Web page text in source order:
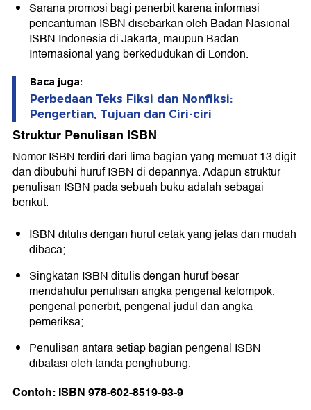
Sarana promosi bagi penerbit karena informasi
pencantuman ISBN disebarkan oleh Badan Nasional
ISBN Indonesia di Jakarta, maupun Badan
Internasional yang berkedudukan di London.
Baca juga:
Perbedaan Teks Fiksi dan Nonfiksi:
Pengertian, Tujuan dan Ciri-ciri
Struktur Penulisan ISBN
Nomor ISBN terdiri dari lima bagian yang memuat 13 digit
dan dibubuhi huruf ISBN di depannya. Adapun struktur
penulisan ISBN pada sebuah buku adalah sebagai
berikut.
ISBN ditulis dengan huruf cetak yang jelas dan mudah
dibaca;
Singkatan ISBN ditulis dengan huruf besar
mendahului penulisan angka pengenal kelompok,
pengenal penerbit, pengenal judul dan angka
pemeriksa;
Penulisan antara setiap bagian pengenal ISBN
dibatasi oleh tanda penghubung.
Contoh: ISBN 978-602-8519-93-9